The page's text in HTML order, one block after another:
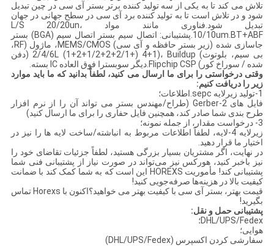
تلاش می کند تا به یکی از سه تولید کننده برتر بستر آی سی در چین تبدیل
شود و در تلاش است تا به تولید کننده برد آی سی در سطح جهانی در جهان
تبدیل شود.فناوری مانند مواد L/S 20/20un،
10/10um.BT+ABF.پشتیبانی: اتصال سیم بستر اتصال سیم (BGA) بستر
جاسازی شده (زیر بستر حافظه و آی سی) MEMS/CMOS، ماژول (RF،
بی سیم، بلوتوث) 2/4/6L (1+2+1/2+2+2/1+) 4+1)، Buildup (دفن
شده / سوراخ کور) Flipchip CSP.دیگر سوبسترا فوق العاده IC بسته.
وقتی درخواستی را برای ما ارسال می کنید، لطفاً بدانید که ما باید موارد
زیر را دریافت کنیم:
1-تولید زیرلایه sepc.اطلاعات؛
فایل های 2-Gerber (طراح/مهندس بستر می تواند آن را از نرم افزار
طرح بندی شما صادر کند، همچنین فایل حفاری را برای ما ارسال کنید)
3- درخواست مقدار، از جمله نمونه؛
زیرلایه 4-لایه، لطفاً اطلاعات مربوط به انباشته/ساخت لایه ها را نیز در
اختیار ما قرار دهید.
در نهایت، اگر مشتریان بسیار بزرگی هستید، لطفاً جزئیات تقاضای خود را
نیز باخبر کنید، هورکس نیز می‌تواند در صورت نیاز از پشتیبانی فنی شما
پشتیبانی کند! مأموریت HOREXS این است که به شما کمک کند با ضمانت
کیفیت بالا در هزینه‌ها صرفه‌جویی کنید!
قیمت بهتر، بستر آی سی با کیفیت بهتر می خواهید؟اکنون با Horexs تماس
بگیرید!
پشتیبانی حمل و نقل:
DHL/UPS/Fedex؛
هوایی؛
سفارشی کردن اکسپرس (DHL/UPS/Fedex)